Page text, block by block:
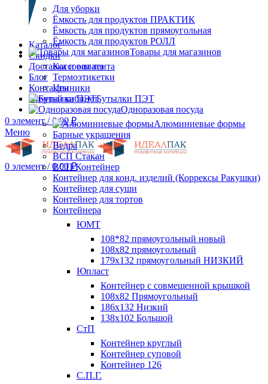
Каталог
Скидки
Доставка и оплата
Блог
Контакты
Личный кабинет
0 элемент / 0.00₽
Меню
0 элемент / 0.00₽
Для уборки
Ёмкость для продуктов ПРАКТИК
Ёмкость для продуктов прямоугольная
Ёмкость для продуктов РОЛЛ
Товары для магазинов
Кассовая лента
Термоэтикетки
Ценники
Бутылки ПЭТ
Одноразовая посуда
Алюминиевые формы
Барные украшения
Ведра
ВСП Стакан
ВСП Контейнер
Контейнер для конд. изделий (Коррексы Ракушки)
Контейнер для суши
Контейнер для тортов
Контейнера
ЮМТ
108*82 прямоугольный новый
108х82 прямоугольный
179х132 прямоугольный НИЗКИЙ
Юпласт
Контейнер с совмещенной крышкой
108х82 Прямоугольный
186х132 Низкий
138х102 Большой
СтП
Контейнер круглый
Контейнер суповой
Контейнер 126
С.П.Г.